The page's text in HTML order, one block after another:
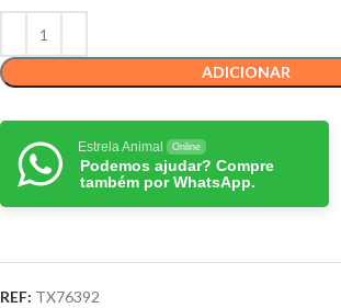
ADICIONAR
Estrela Animal Online
Podemos ajudar? Compre
também por WhatsApp.
REF: TX76392